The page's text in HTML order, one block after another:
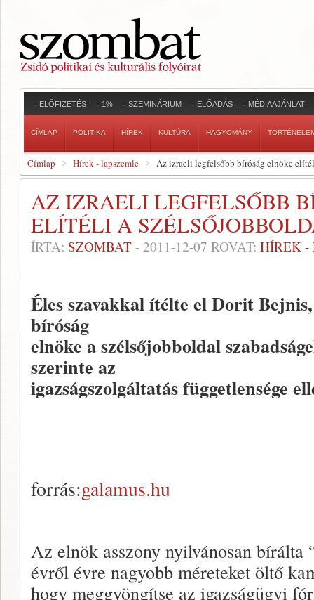
ELŐFIZETÉS 1% SZEMINÁRIUM ELŐADÁS MÉDIAAJÁNLAT
CÍMLAP POLITIKA HÍREK KULTÚRA HAGYOMÁNY
Címlap Hírek - lapszemle Az izraeli legfelsőbb bíróság elnöke
AZ IZRAELI LEGFELSŐBB
ELÍTÉLI A
ÍRTA: SZOMBAT - 2011-12-07 ROVAT: HÍREK -
Éles szavakkal ítélte el Dorit
bíróság
elnöke a szélsőjobboldal
szerinte az
igazságszolgáltatás függetlensége
forrás:galamus.hu
Az elnök asszony nyilvánosan bírálta
évről évre nagyobb méreteket öltő
hogy meggyöngítse az igazságügyi